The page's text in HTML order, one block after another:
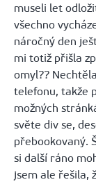
museli let
všechno
náročný den
mi totiž přišla
omyl??
telefonu, takže
možných
světe div se,
přebookovaný.
si další ráno
jsem ale řešila,